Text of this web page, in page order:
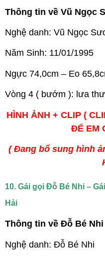
Thông tin về Vũ Ngọc
Nghệ danh: Vũ Ngọc
Năm Sinh: 11/01/1995
Ngực 74,0cm – Eo
Vòng 4 ( bướm ): lưa
HÌNH ẢNH + CLIP (
ĐỂ EM
( Đang bổ sung hình
10. Gái gọi Đỗ Bé Nhi –
Hải
Thông tin về Đỗ Bé Nhi
Nghệ danh: Đỗ Bé Nhi